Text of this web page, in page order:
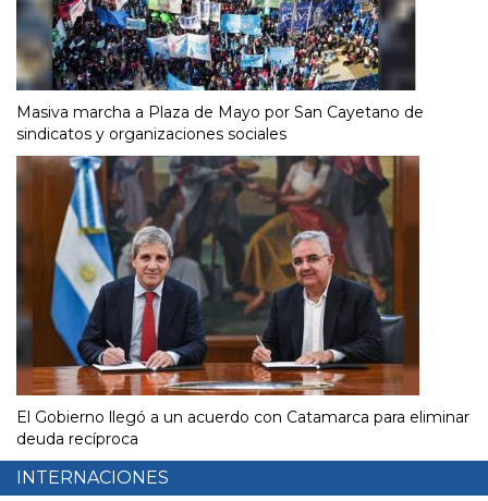
Masiva marcha a Plaza de Mayo por San Cayetano de
sindicatos y organizaciones sociales
El Gobierno llegó a un acuerdo con Catamarca para eliminar
deuda recíproca
INTERNACIONES